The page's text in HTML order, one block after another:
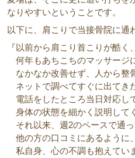
なりやすいということです。
以下に、肩こりで当接骨院に通
『以前から肩こり首こりが酷く
何年もあちこちのマッサージ
なかなか改善せず、人から整
ネットで調べてすぐに出てき
電話をしたところ当日対応し
身体の状態を細かく説明して
それ以来、週2のペースで通っ
他の方の口コミにあるように
私自身、心の不調も抱えてい